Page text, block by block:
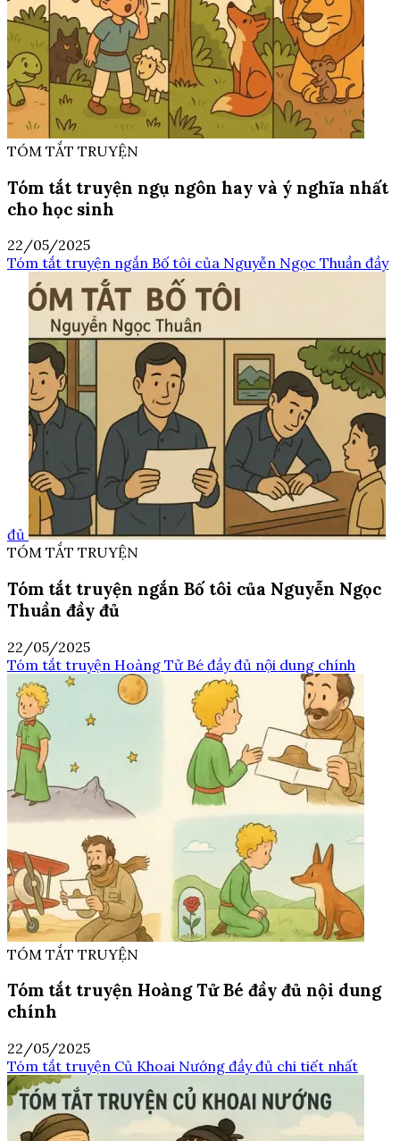
TÓM TẮT TRUYỆN
Tóm tắt truyện ngụ ngôn hay và ý nghĩa nhất
cho học sinh
22/05/2025
Tóm tắt truyện ngắn Bố tôi của Nguyễn Ngọc Thuần đầy
đủ
TÓM TẮT TRUYỆN
Tóm tắt truyện ngắn Bố tôi của Nguyễn Ngọc
Thuần đầy đủ
22/05/2025
Tóm tắt truyện Hoàng Tử Bé đầy đủ nội dung chính
TÓM TẮT TRUYỆN
Tóm tắt truyện Hoàng Tử Bé đầy đủ nội dung
chính
22/05/2025
Tóm tắt truyện Củ Khoai Nướng đầy đủ chi tiết nhất